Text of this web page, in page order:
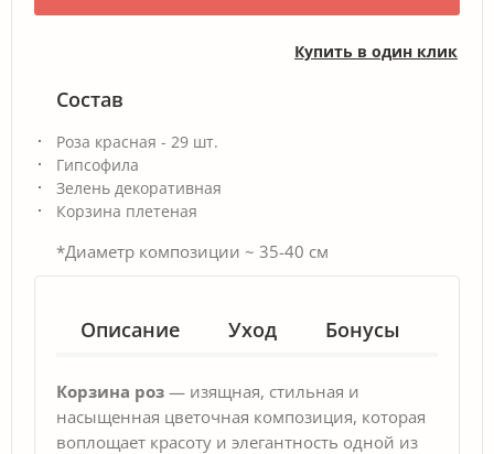
Купить в один клик
Состав
Роза красная - 29 шт.
Гипсофила
Зелень декоративная
Корзина плетеная
*Диаметр композиции ~ 35-40 см
Описание Уход Бонусы
Корзина роз — изящная, стильная и
насыщенная цветочная композиция, которая
воплощает красоту и элегантность одной из